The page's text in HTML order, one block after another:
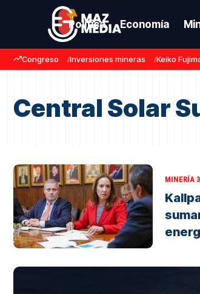
Política Economía
Congreso Inversiones mineras Keiko
Central Solar
MINERÍA